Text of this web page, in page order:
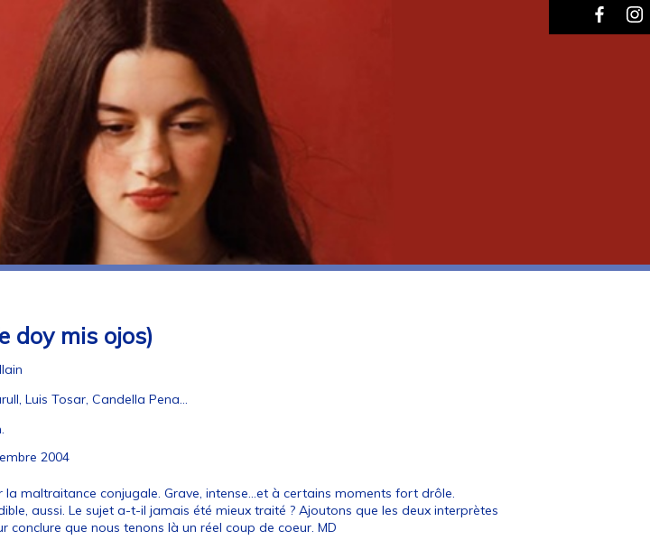
doy mis ojos)
Luis Tosar, Candella Pena…
2004
maltraitance conjugale. Grave, intense...et à certains moments fort drôle.
aussi. Le sujet a-t-il jamais été mieux traité ? Ajoutons que les deux interprètes
conclure que nous tenons là un réel coup de coeur. MD